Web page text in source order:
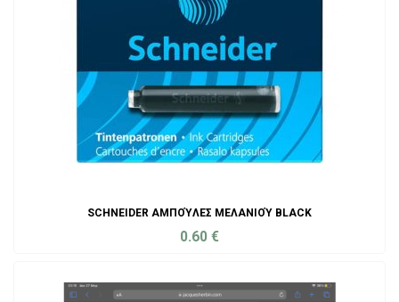
SCHNEIDER ΑΜΠΟΎΛΕΣ ΜΕΛΑΝΙΟΎ BLACK
0.60 €